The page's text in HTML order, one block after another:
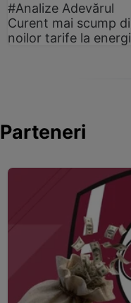
#Analize Adevărul
Curent mai scump
noilor tarife la
Parteneri